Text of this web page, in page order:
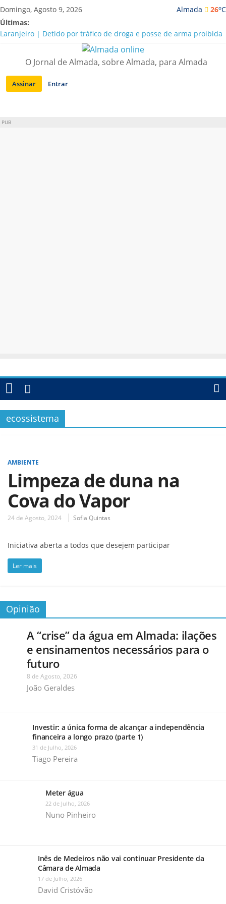
Saltar
para
conteúdo
Almada 26oC
Domingo, Agosto 9, 2026
Últimas:
Laranjeiro | Detido por tráfico de droga e posse de arma proibida
A “crise” da água em Almada: ilações e ensinamentos necessários
Costa da Caparica | Polícia Marítima e ASAE detectam
irregularidades em habitações e restaurantes
APA diz que falta de água em Almada “foi um problema de má
O Jornal de Almada, sobre Almada, para Almada
Assinar Entrar
PUB
ecossistema
AMBIENTE
Limpeza de duna na
Cova do Vapor
24 de Agosto, 2024 Sofia Quintas
Iniciativa aberta a todos que desejem participar
Ler mais
Opinião
A “crise” da água em Almada: ilações
e ensinamentos necessários para o
futuro
8 de Agosto, 2026
João Geraldes
Investir: a única forma de alcançar a independência
financeira a longo prazo (parte 1)
31 de Julho, 2026
Tiago Pereira
Meter água
22 de Julho, 2026
Nuno Pinheiro
Inês de Medeiros não vai continuar Presidente da
Câmara de Almada
17 de Julho, 2026
David Cristóvão